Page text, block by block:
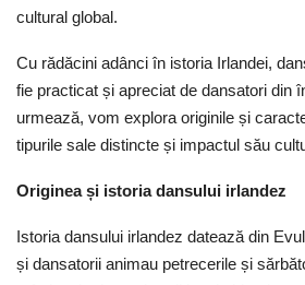
cultural global.
Cu rădăcini adânci în istoria Irlandei,
fie practicat și apreciat de dansatori din
urmează, vom explora originile și
tipurile sale distincte și impactul său
Originea și istoria dansului irlandez
Istoria dansului irlandez datează din
și dansatorii animau petrecerile și